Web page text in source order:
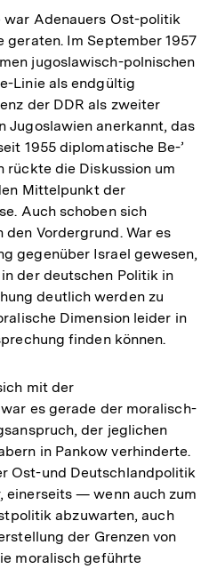
war Adenauers Ost-politik
geraten. Im September 1957
jugoslawisch-polnischen
Linie als endgültig
der DDR als zweiter
Jugoslawien anerkannt, das
1955 diplomatische Be-’
rückte die Diskussion um
Mittelpunkt der
Auch schoben sich
Vordergrund. War es
gegenüber Israel gewesen,
der deutschen Politik in
deutlich werden zu
Dimension leider in
finden können.
mit der
es gerade der moralisch-
der jeglichen
in Pankow verhinderte.
Ost-und Deutschlandpolitik
einerseits — wenn auch zum
abzuwarten, auch
der Grenzen von
moralisch geführte